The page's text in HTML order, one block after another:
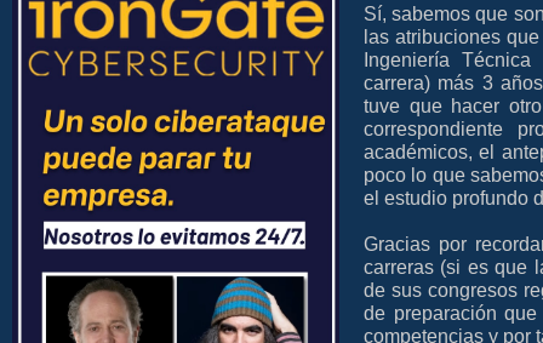
Sí, sabemos que
las atribuciones
Ingeniería
carrera) más 3
tuve que hacer
correspondiente
académicos, el
poco lo que
el estudio profundo
Gracias por
carreras (si es que
de sus congresos
de preparación
competencias y por